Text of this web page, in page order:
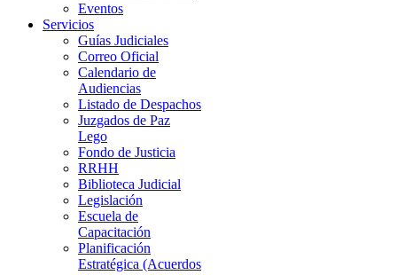
Eventos
Servicios
Guías Judiciales
Correo Oficial
Calendario de
Audiencias
Listado de Despachos
Juzgados de Paz
Lego
Fondo de Justicia
RRHH
Biblioteca Judicial
Legislación
Escuela de
Capacitación
Planificación
Estratégica (Acuerdos